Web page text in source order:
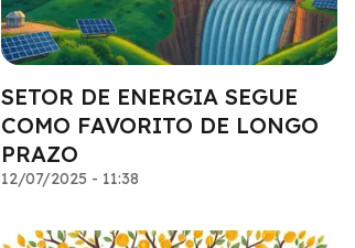
SETOR DE ENERGIA SEGUE
COMO FAVORITO DE LONGO
PRAZO
12/07/2025 - 11:38